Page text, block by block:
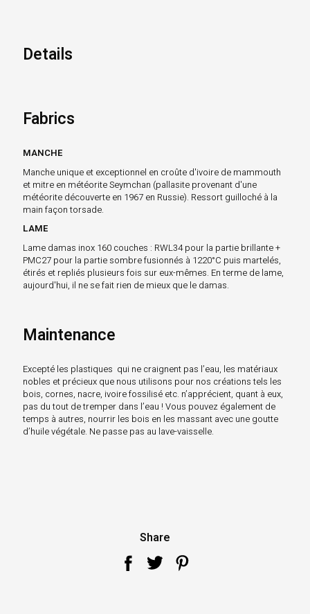
Details
Fabrics
MANCHE
Manche unique et exceptionnel en croûte d'ivoire de mammouth
et mitre en météorite Seymchan (pallasite provenant d'une
météorite découverte en 1967 en Russie). Ressort guilloché à la
main façon torsade.
LAME
Lame damas inox 160 couches : RWL34 pour la partie brillante +
PMC27 pour la partie sombre fusionnés à 1220°C puis martelés,
étirés et repliés plusieurs fois sur eux-mêmes. En terme de lame,
aujourd'hui, il ne se fait rien de mieux que le damas.
Maintenance
Excepté les plastiques qui ne craignent pas l’eau, les matériaux
nobles et précieux que nous utilisons pour nos créations tels les
bois, cornes, nacre, ivoire fossilisé etc. n’apprécient, quant à eux,
pas du tout de tremper dans l’eau ! Vous pouvez également de
temps à autres, nourrir les bois en les massant avec une goutte
d’huile végétale. Ne passe pas au lave-vaisselle.
Share